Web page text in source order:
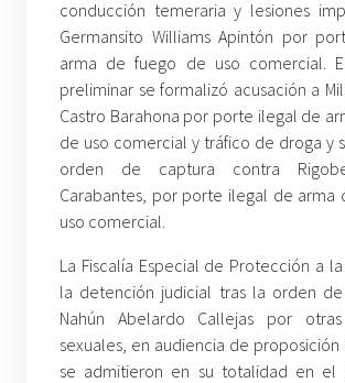
conducción temeraria y lesiones
Germansito Williams Apintón por
arma de fuego de uso comercial.
preliminar se formalizó acusación a
Castro Barahona por porte ilegal de
de uso comercial y tráfico de droga y
orden de captura contra
Carabantes, por porte ilegal de arma
uso comercial.
La Fiscalía Especial de Protección a
la detención judicial tras la orden
Nahún Abelardo Callejas por otras
sexuales, en audiencia de proposición
se admitieron en su totalidad en el